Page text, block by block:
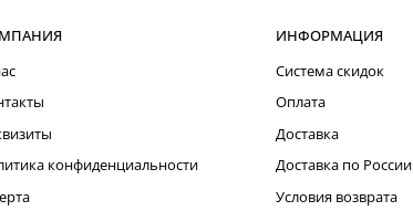
конфиденциальности
ИНФОРМАЦИЯ
Система скидок
Оплата
Доставка
Доставка по России
Условия возврата